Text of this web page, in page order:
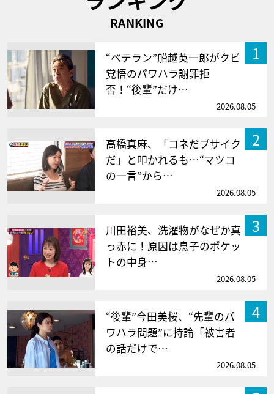
RANKING
1
“ベテラン”船越英一郎がクビ
覚悟のパワハラ謝罪拒
否！“後輩”だけ…
2026.08.05
2
高橋真麻、「コネだブサイク
だ」と叩かれるも…“マツコ
の一言”から…
2026.08.05
3
川田裕美、洗濯物がなぜか真
っ赤に！原因は息子のポケッ
トの中身…
2026.08.05
4
“後輩”今田美桜、“先輩のパ
ワハラ問題”に持論「被害者
の話だけで…
2026.08.05